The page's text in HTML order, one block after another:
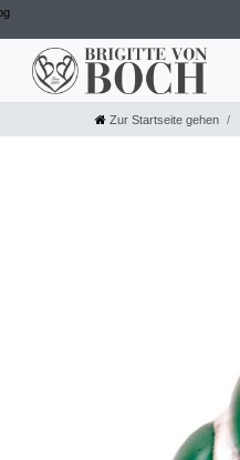
Zur Startseite gehen